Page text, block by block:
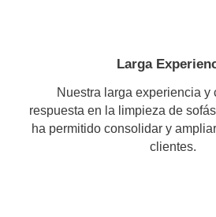
Larga
Nuestra larga experiencia y
respuesta en la limpieza de
ha permitido consolidar y
clientes.